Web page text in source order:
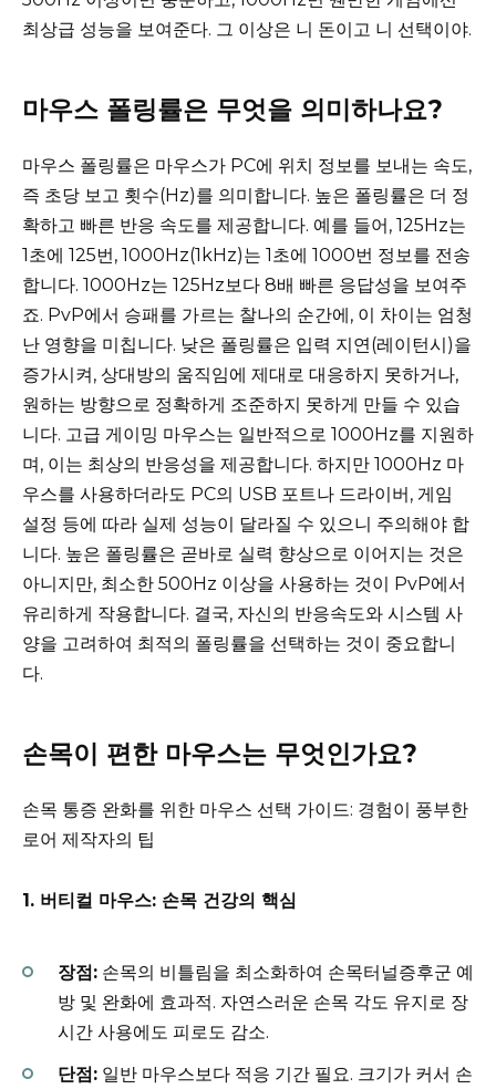
최상급 성능을 보여준다. 그 이상은 니 돈이고 니 선택이야.
마우스 폴링률은 무엇을 의미하나요?
마우스 폴링률은 마우스가 PC에 위치 정보를 보내는 속도,
즉 초당 보고 횟수(Hz)를 의미합니다. 높은 폴링률은 더 정
확하고 빠른 반응 속도를 제공합니다. 예를 들어, 125Hz는
1초에 125번, 1000Hz(1kHz)는 1초에 1000번 정보를 전송
합니다. 1000Hz는 125Hz보다 8배 빠른 응답성을 보여주
죠. PvP에서 승패를 가르는 찰나의 순간에, 이 차이는 엄청
난 영향을 미칩니다. 낮은 폴링률은 입력 지연(레이턴시)을
증가시켜, 상대방의 움직임에 제대로 대응하지 못하거나,
원하는 방향으로 정확하게 조준하지 못하게 만들 수 있습
니다. 고급 게이밍 마우스는 일반적으로 1000Hz를 지원하
며, 이는 최상의 반응성을 제공합니다. 하지만 1000Hz 마
우스를 사용하더라도 PC의 USB 포트나 드라이버, 게임
설정 등에 따라 실제 성능이 달라질 수 있으니 주의해야 합
니다. 높은 폴링률은 곧바로 실력 향상으로 이어지는 것은
아니지만, 최소한 500Hz 이상을 사용하는 것이 PvP에서
유리하게 작용합니다. 결국, 자신의 반응속도와 시스템 사
양을 고려하여 최적의 폴링률을 선택하는 것이 중요합니
다.
손목이 편한 마우스는 무엇인가요?
손목 통증 완화를 위한 마우스 선택 가이드: 경험이 풍부한
로어 제작자의 팁
1. 버티컬 마우스: 손목 건강의 핵심
장점: 손목의 비틀림을 최소화하여 손목터널증후군 예
방 및 완화에 효과적. 자연스러운 손목 각도 유지로 장
시간 사용에도 피로도 감소.
단점: 일반 마우스보다 적응 기간 필요. 크기가 커서 손